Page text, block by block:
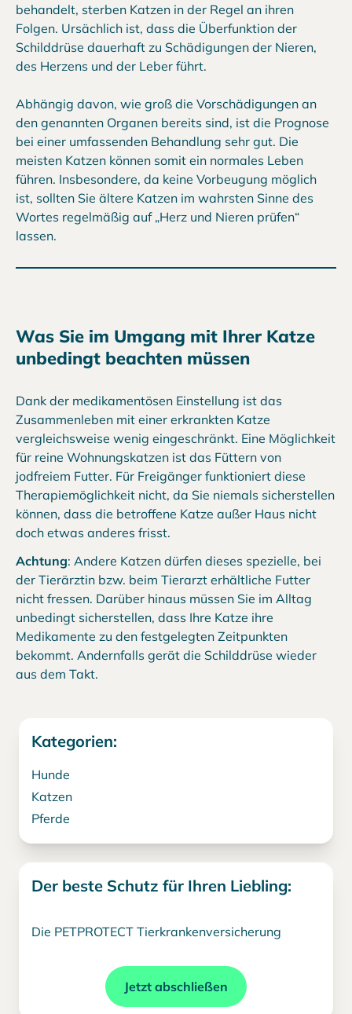
behandelt, sterben Katzen in der Regel an ihren
Folgen. Ursächlich ist, dass die Überfunktion der
Schilddrüse dauerhaft zu Schädigungen der Nieren,
des Herzens und der Leber führt.
Abhängig davon, wie groß die Vorschädigungen an
den genannten Organen bereits sind, ist die Prognose
bei einer umfassenden Behandlung sehr gut. Die
meisten Katzen können somit ein normales Leben
führen. Insbesondere, da keine Vorbeugung möglich
ist, sollten Sie ältere Katzen im wahrsten Sinne des
Wortes regelmäßig auf „Herz und Nieren prüfen“
lassen.
Was Sie im Umgang mit Ihrer Katze
unbedingt beachten müssen
Dank der medikamentösen Einstellung ist das
Zusammenleben mit einer erkrankten Katze
vergleichsweise wenig eingeschränkt. Eine Möglichkeit
für reine Wohnungskatzen ist das Füttern von
jodfreiem Futter. Für Freigänger funktioniert diese
Therapiemöglichkeit nicht, da Sie niemals sicherstellen
können, dass die betroffene Katze außer Haus nicht
doch etwas anderes frisst.
Achtung: Andere Katzen dürfen dieses spezielle, bei
der Tierärztin bzw. beim Tierarzt erhältliche Futter
nicht fressen. Darüber hinaus müssen Sie im Alltag
unbedingt sicherstellen, dass Ihre Katze ihre
Medikamente zu den festgelegten Zeitpunkten
bekommt. Andernfalls gerät die Schilddrüse wieder
aus dem Takt.
Kategorien:
Hunde
Katzen
Pferde
Der beste Schutz für Ihren Liebling:
Die PETPROTECT Tierkrankenversicherung
Jetzt abschließen